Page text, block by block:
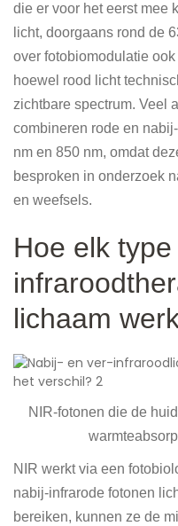
die er voor het eerst mee
licht, doorgaans rond de
over fotobiomodulatie
hoewel rood licht
zichtbare spectrum. Veel
combineren rode en
nm en 850 nm, omdat
besproken in onderzoek
en weefsels.
Hoe elk type
lichaam
NIR-fotonen die de
NIR werkt via een
nabij-infrarode fotonen
bereiken, kunnen ze de